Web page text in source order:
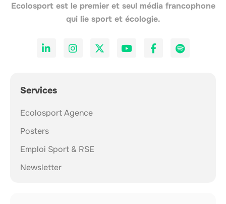
Ecolosport est le premier et seul média francophone
qui lie sport et écologie.
Services
Ecolosport Agence
Posters
Emploi Sport & RSE
Newsletter